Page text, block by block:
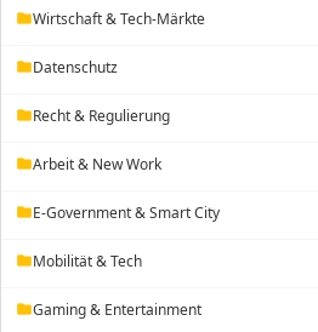
folderWirtschaft & Tech-Märkte
folderDatenschutz
folderRecht & Regulierung
folderArbeit & New Work
folderE-Government & Smart City
folderMobilität & Tech
folderGaming & Entertainment